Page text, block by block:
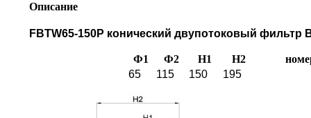
Описание
FBTW65-150P конический двупотоковый фильтр
Ф1 Ф2 H1 H2
65
115 150 195